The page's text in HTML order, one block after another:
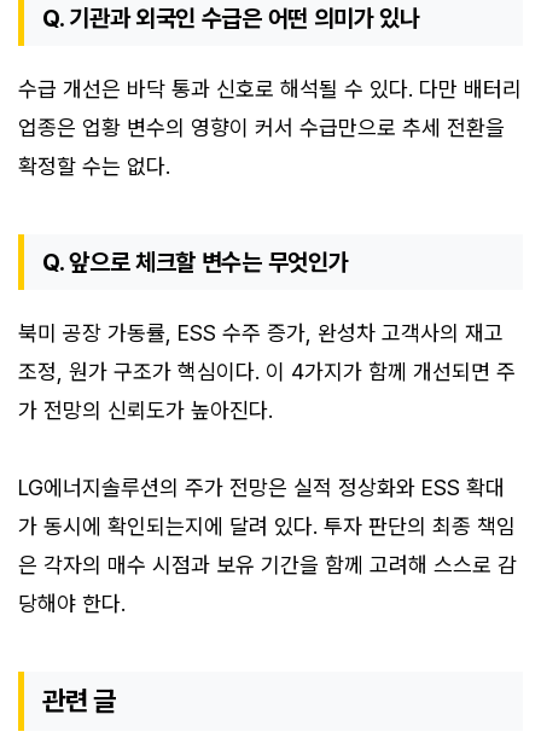
Q. 기관과 외국인 수급은 어떤 의미가 있나
수급 개선은 바닥 통과 신호로 해석될 수 있다. 다만 배터리
업종은 업황 변수의 영향이 커서 수급만으로 추세 전환을
확정할 수는 없다.
Q. 앞으로 체크할 변수는 무엇인가
북미 공장 가동률, ESS 수주 증가, 완성차 고객사의 재고
조정, 원가 구조가 핵심이다. 이 4가지가 함께 개선되면 주
가 전망의 신뢰도가 높아진다.
LG에너지솔루션의 주가 전망은 실적 정상화와 ESS 확대
가 동시에 확인되는지에 달려 있다. 투자 판단의 최종 책임
은 각자의 매수 시점과 보유 기간을 함께 고려해 스스로 감
당해야 한다.
관련 글